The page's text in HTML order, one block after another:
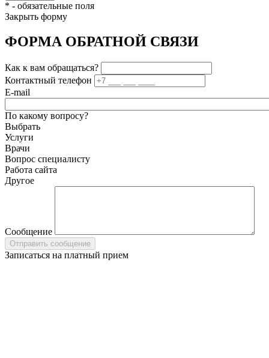
* - обязательные поля
Закрыть форму
ФОРМА ОБРАТНОЙ СВЯЗИ
Как к вам обращаться?
Контактный телефон
E-mail
По какому вопросу?
Выбрать
Услуги
Врачи
Вопрос специалисту
Работа сайта
Другое
Сообщение
Записаться на платный прием